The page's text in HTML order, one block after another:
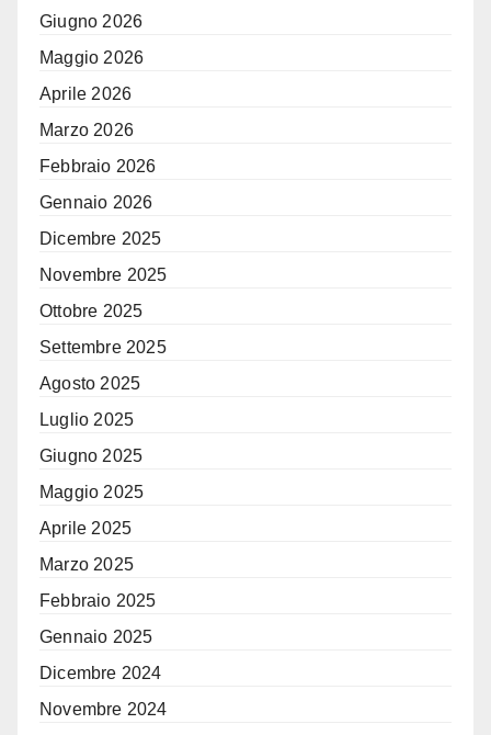
Giugno 2026
Maggio 2026
Aprile 2026
Marzo 2026
Febbraio 2026
Gennaio 2026
Dicembre 2025
Novembre 2025
Ottobre 2025
Settembre 2025
Agosto 2025
Luglio 2025
Giugno 2025
Maggio 2025
Aprile 2025
Marzo 2025
Febbraio 2025
Gennaio 2025
Dicembre 2024
Novembre 2024